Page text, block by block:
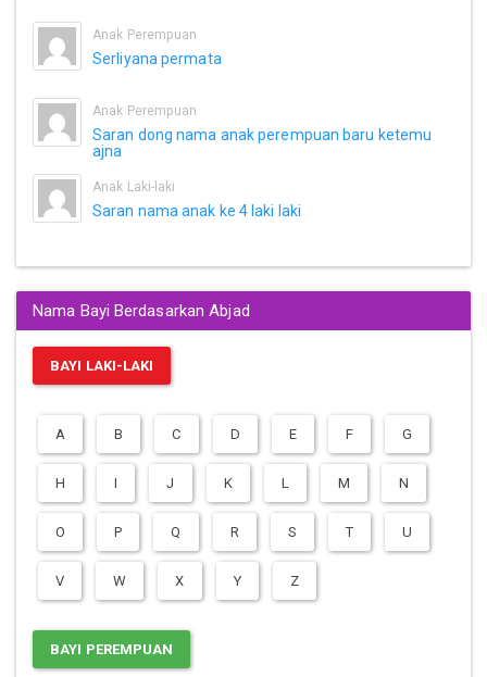
Anak Perempuan
Serliyana permata
Anak Perempuan
Saran dong nama anak perempuan baru ketemu
ajna
Anak Laki-laki
Saran nama anak ke 4 laki laki
Nama Bayi Berdasarkan Abjad
BAYI LAKI-LAKI
A B C D E F G
H I J K L M N
O P Q R S T U
V W X Y Z
BAYI PEREMPUAN